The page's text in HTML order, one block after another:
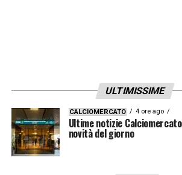
ULTIMISSIME
CALCIOMERCATO 4 ore ago
Ultime notizie
novità del giorno